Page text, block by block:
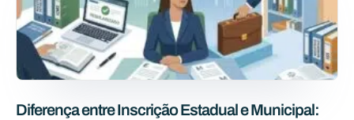
Diferença entre Inscrição Estadual e Municipal: